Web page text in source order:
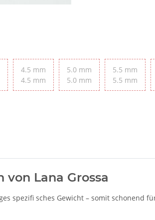
4.5 mm
4.5 mm
5.0 mm
5.0 mm
5.5 mm
5.5 mm
Lana Grossa
spezifi sches Gewicht – somit schonend